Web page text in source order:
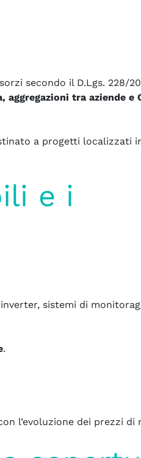
secondo il D.Lgs. 228/
aggregazioni tra aziende e
a progetti localizzati
e i
sistemi di
.
l’evoluzione dei prezzi di